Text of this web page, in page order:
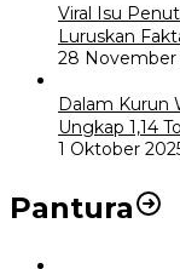
Viral Isu
Luruskan
28 November
Dalam Kurun
Ungkap 1,14
1 Oktober
Pantura